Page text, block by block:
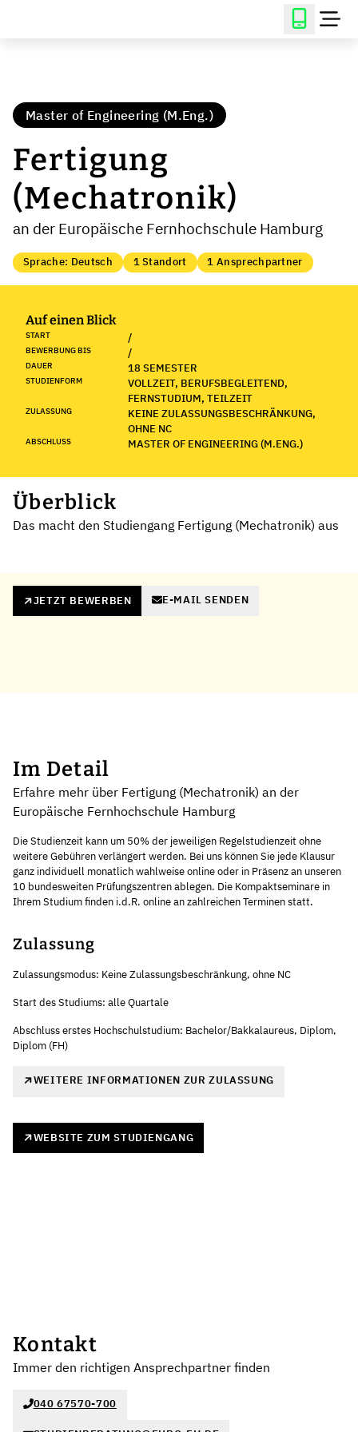
Master of Engineering (M.Eng.)
Fertigung
(Mechatronik)
an der Europäische Fernhochschule Hamburg
Sprache: Deutsch 1 Standort 1 Ansprechpartner
Auf einen Blick
START /
BEWERBUNG BIS /
DAUER 18 SEMESTER
STUDIENFORM
VOLLZEIT, BERUFSBEGLEITEND,
FERNSTUDIUM, TEILZEIT
ZULASSUNG
KEINE ZULASSUNGSBESCHRÄNKUNG,
OHNE NC
ABSCHLUSS MASTER OF ENGINEERING (M.ENG.)
Überblick
Das macht den Studiengang Fertigung (Mechatronik) aus
JETZT BEWERBEN E-MAIL SENDEN
Im Detail
Erfahre mehr über Fertigung (Mechatronik) an der
Europäische Fernhochschule Hamburg
Die Studienzeit kann um 50% der jeweiligen Regelstudienzeit ohne
weitere Gebühren verlängert werden. Bei uns können Sie jede Klausur
ganz individuell monatlich wahlweise online oder in Präsenz an unseren
10 bundesweiten Prüfungszentren ablegen. Die Kompaktseminare in
Ihrem Studium finden i.d.R. online an zahlreichen Terminen statt.
Zulassung
Zulassungsmodus: Keine Zulassungsbeschränkung, ohne NC
Start des Studiums: alle Quartale
Abschluss erstes Hochschulstudium: Bachelor/Bakkalaureus, Diplom,
Diplom (FH)
WEITERE INFORMATIONEN ZUR ZULASSUNG
WEBSITE ZUM STUDIENGANG
Kontakt
Immer den richtigen Ansprechpartner finden
040 67570-700